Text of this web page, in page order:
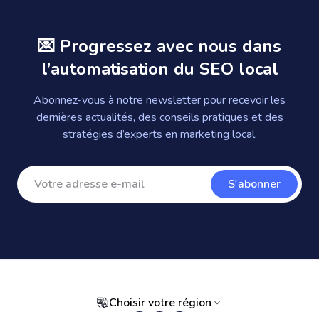
💌 Progressez avec nous dans
l’automatisation du SEO local
Abonnez-vous à notre newsletter pour recevoir les
dernières actualités, des conseils pratiques et des
stratégies d’experts en marketing local.
S'abonner
Choisir votre région